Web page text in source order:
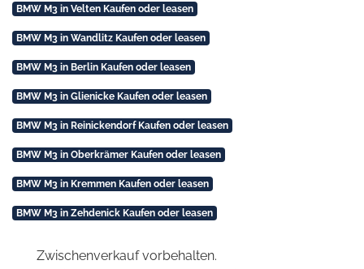
BMW M3 in Velten Kaufen oder leasen
BMW M3 in Wandlitz Kaufen oder leasen
BMW M3 in Berlin Kaufen oder leasen
BMW M3 in Glienicke Kaufen oder leasen
BMW M3 in Reinickendorf Kaufen oder leasen
BMW M3 in Oberkrämer Kaufen oder leasen
BMW M3 in Kremmen Kaufen oder leasen
BMW M3 in Zehdenick Kaufen oder leasen
Zwischenverkauf vorbehalten.